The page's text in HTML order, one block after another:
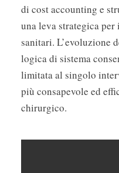
di cost accounting e
una leva strategica
sanitari. L’evoluzione
logica di sistema
limitata al singolo
più consapevole ed
chirurgico.